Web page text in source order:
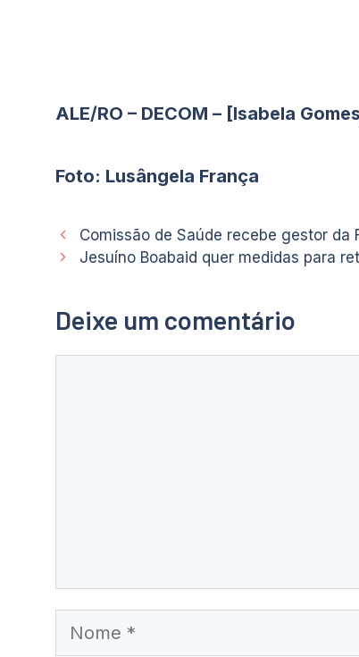
ALE/RO – DECOM – [Isabela
Foto: Lusângela França
Comissão de Saúde recebe gestor da
Jesuíno Boabaid quer medidas para
Deixe um comentário
Nome